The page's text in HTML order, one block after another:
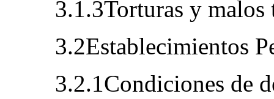
3.1.3Torturas y malos
3.2Establecimientos
3.2.1Condiciones de